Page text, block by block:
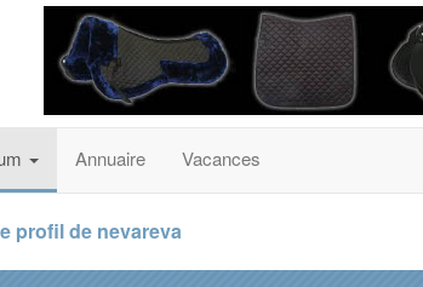
Annuaire Vacances
profil de nevareva